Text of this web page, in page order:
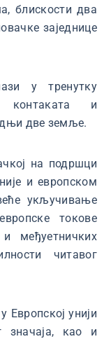
блискости два
заједнице
у тренутку
контаката и
две земље.
на подршци
и европском
укључивање
токове
међуетничких
читавог
Европској унији
значаја, као и